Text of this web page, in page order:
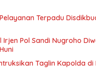
Terpadu
Pol Sandi Nugroho
Taglin Kapolda